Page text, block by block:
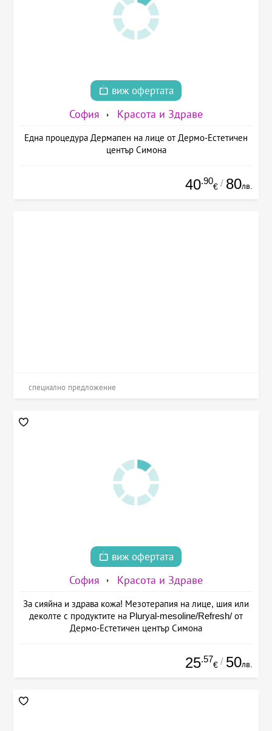
виж офертата
София Красота и Здраве
Една процедура Дермапен на лице от Дермо-Естетичен
център Симона
40.90
€ / 80лв.
специално предложение
виж офертата
София Красота и Здраве
За сияйна и здрава кожа! Мезотерапия на лице, шия или
деколте с продуктите на Pluryal-mesoline/Refresh/ от
Дермо-Естетичен център Симона
25.57
€ / 50лв.